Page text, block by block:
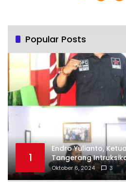
Popular Posts
1
Endro Yulianto, Ketua
Tangerang
Masyarakat Dan
Putuskan
Oktober 6, 2024 3